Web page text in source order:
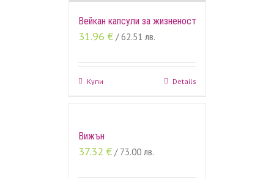
Вейкан капсули за жизненост
31.96 € / 62.51 лв.
Купи Details
Вижън
37.32 € / 73.00 лв.